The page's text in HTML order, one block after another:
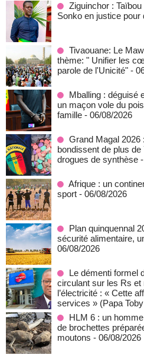
Ziguinchor :
Sonko en justice pour
Tivaouane: Le
thème: " Unifier les
parole de l'Unicité" -
Mballing : déguisé
un maçon vole du
famille - 06/08/2026
Grand Magal 2026
bondissent de plus
drogues de synthèse
Afrique : un
sport - 06/08/2026
Plan quinquennal
sécurité alimentaire,
06/08/2026
Le démenti formel
circulant sur les Rs et
l’électricité : « Cette
services » (Papa
HLM 6 : un
de brochettes
moutons - 06/08/2026